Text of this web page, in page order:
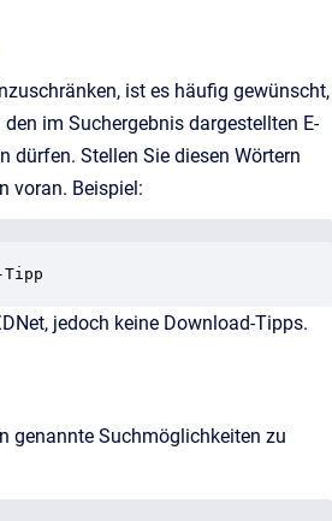
ist es häufig gewünscht,
im Suchergebnis dargestellten E-
dürfen. Stellen Sie diesen Wörtern
voran. Beispiel:
jedoch keine Download-Tipps.
genannte Suchmöglichkeiten zu